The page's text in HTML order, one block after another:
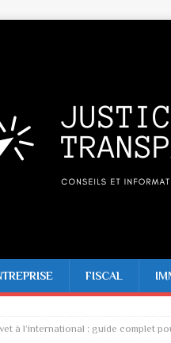
FISCAL
à l’international : guide complet